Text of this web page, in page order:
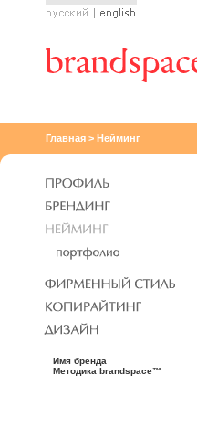
Главная > Нейминг
Имя бренда
Методика brandspace™